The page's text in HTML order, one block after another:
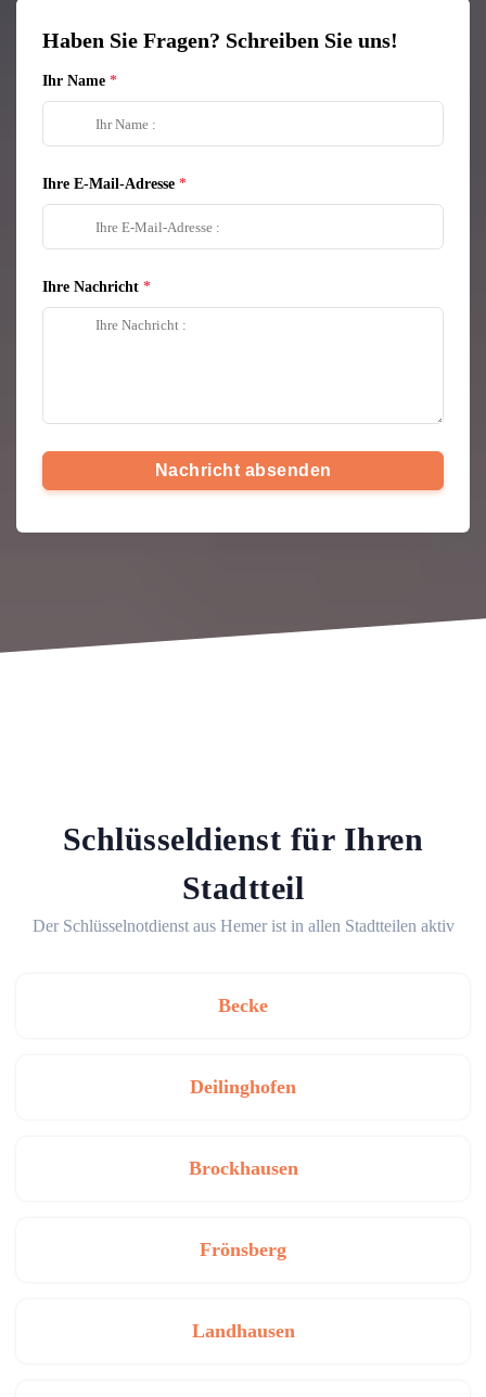
Haben Sie Fragen? Schreiben Sie uns!
Ihr Name
Ihre E-Mail-Adresse
Ihre Nachricht
Nachricht absenden
Schlüsseldienst für Ihren
Stadtteil
Der Schlüsselnotdienst aus Hemer ist in allen Stadtteilen aktiv
Becke
Deilinghofen
Brockhausen
Frönsberg
Landhausen